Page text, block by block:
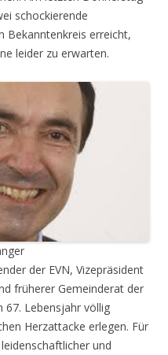
schockierende
Bekanntenkreis erreicht,
leider zu erwarten.
der EVN, Vizepräsident
früherer Gemeinderat der
67. Lebensjahr völlig
Herzattacke erlegen. Für
und